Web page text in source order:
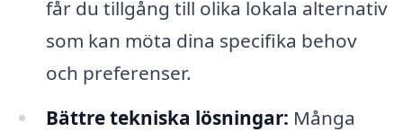
får du tillgång till olika lokala alternativ
som kan möta dina specifika behov
och preferenser.
Bättre tekniska lösningar: Många